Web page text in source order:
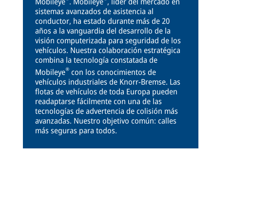
sistemas avanzados de asistencia al
conductor, ha estado durante más de 20
años a la vanguardia del desarrollo de la
visión computerizada para seguridad de los
vehículos. Nuestra colaboración estratégica
combina la tecnología constatada de
Mobileye® con los conocimientos de
vehículos industriales de Knorr-Bremse. Las
flotas de vehículos de toda Europa pueden
readaptarse fácilmente con una de las
tecnologías de advertencia de colisión más
avanzadas. Nuestro objetivo común: calles
más seguras para todos.